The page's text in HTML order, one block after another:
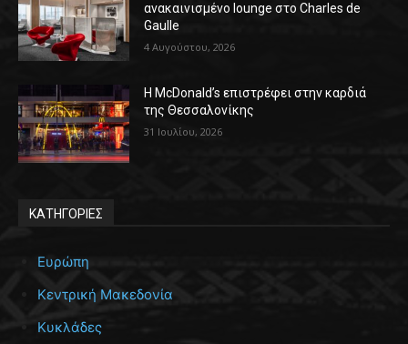
ανακαινισμένο lounge στο Charles de
Gaulle
4 Αυγούστου, 2026
Η McDonald’s επιστρέφει στην καρδιά
της Θεσσαλονίκης
31 Ιουλίου, 2026
ΚΑΤΗΓΟΡΙΕΣ
Ευρώπη
Κεντρική Μακεδονία
Κυκλάδες